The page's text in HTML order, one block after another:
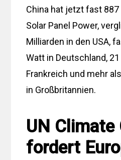
China hat jetzt fast
Solar Panel Power,
Milliarden in den USA,
Watt in Deutschland,
Frankreich und mehr
in Großbritannien.
UN Climate
fordert